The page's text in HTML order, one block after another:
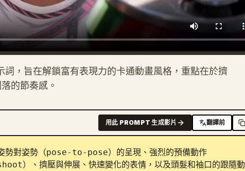
，旨在解鎖富有表現力的卡通動畫風格，重點在於擠
的節奏感。
用此 PROMPT 生成影片 翻譯前
勢對姿勢（pose-to-pose）的呈現、強烈的預備動作
）、擠壓與伸展、快速變化的表情，以及頭髮和袖口的跟隨動